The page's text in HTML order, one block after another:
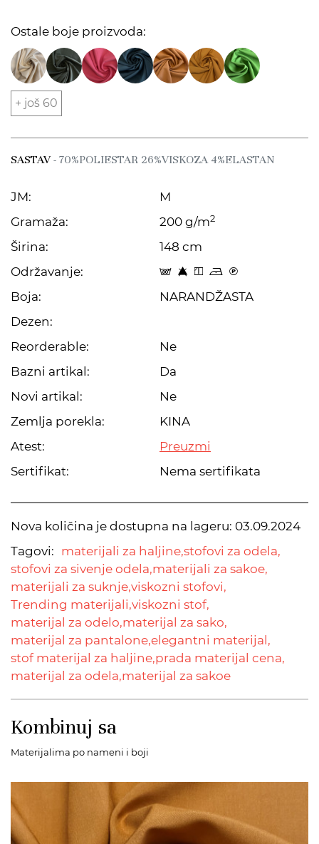
Ostale boje proizvoda:
+ još 60
SASTAV- 70%POLIESTAR 26%VISKOZA 4%ELASTAN
JM:
M
Gramaža:
200 g/m2
Širina:
148 cm
Održavanje:
s 8 y o C
Boja:
NARANDŽASTA
Dezen:
Reorderable:
Ne
Bazni artikal:
Da
Novi artikal:
Ne
Zemlja porekla:
KINA
Atest:
Preuzmi
Sertifikat:
Nema sertifikata
Nova količina je dostupna na lageru: 03.09.2024
Tagovi: materijali za haljine,stofovi za odela,
stofovi za sivenje odela,materijali za sakoe,
materijali za suknje,viskozni stofovi,
Trending materijali,viskozni stof,
materijal za odelo,materijal za sako,
materijal za pantalone,elegantni materijal,
stof materijal za haljine,prada materijal cena,
materijal za odela,materijal za sakoe
Kombinuj sa
Materijalima po nameni i boji